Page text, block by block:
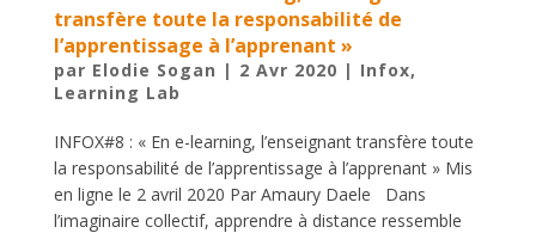
transfère toute la responsabilité de
l’apprentissage à l’apprenant »
par Elodie Sogan | 2 Avr 2020 | Infox,
Learning Lab
INFOX#8 : « En e-learning, l’enseignant transfère toute
la responsabilité de l’apprentissage à l’apprenant » Mis
en ligne le 2 avril 2020 Par Amaury Daele Dans
l’imaginaire collectif, apprendre à distance ressemble